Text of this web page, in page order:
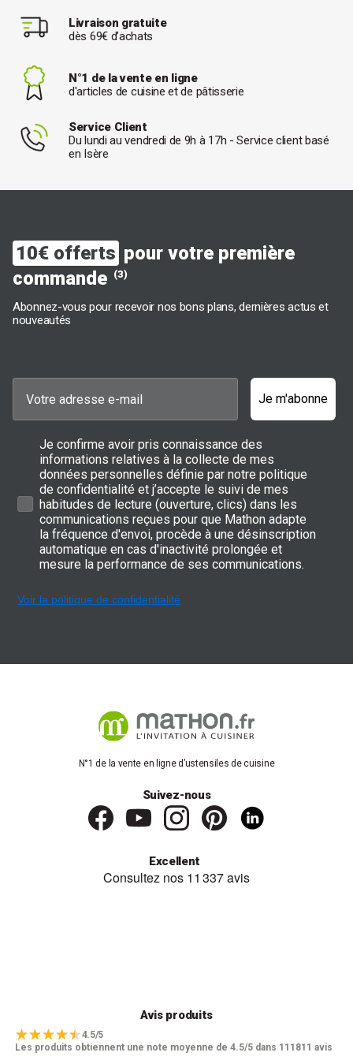
Livraison gratuite
dès 69€ d’achats
N°1 de la vente en ligne
d'articles de cuisine et de pâtisserie
Service Client
Du lundi au vendredi de 9h à 17h - Service client basé
en Isère
10€ offerts pour votre première
commande (3)
Abonnez-vous pour recevoir nos bons plans, dernières actus et
nouveautés
Je m'abonne
Je confirme avoir pris connaissance des
informations relatives à la collecte de mes
données personnelles définie par notre politique
de confidentialité et j’accepte le suivi de mes
habitudes de lecture (ouverture, clics) dans les
communications reçues pour que Mathon adapte
la fréquence d'envoi, procède à une désinscription
automatique en cas d'inactivité prolongée et
mesure la performance de ses communications.
Voir la politique de confidentialité
N°1 de la vente en ligne d’ustensiles de cuisine
Suivez-nous
Excellent
Avis produits
4.5/5
Les produits obtiennent une note moyenne de 4.5/5 dans 111811 avis